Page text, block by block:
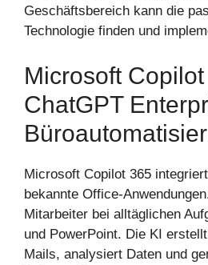
Geschäftsbereich kann die
Technologie finden und
Microsoft
ChatGPT
Microsoft Copilot 365
bekannte Office-
Mitarbeiter bei alltäglichen
und PowerPoint. Die KI
Mails, analysiert Daten und